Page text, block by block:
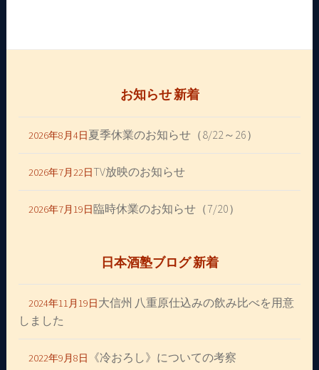
お知らせ 新着
2026年8月4日夏季休業のお知らせ（8/22～26）
2026年7月22日TV放映のお知らせ
2026年7月19日臨時休業のお知らせ（7/20）
日本酒塾ブログ 新着
2024年11月19日大信州 八重原仕込みの飲み比べを用意
しました
2022年9月8日 《冷おろし》についての考察